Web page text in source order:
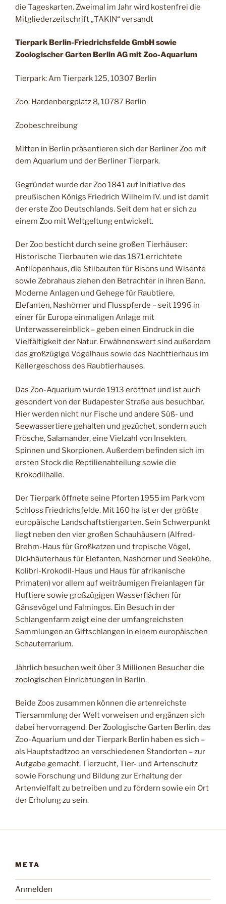
die Tageskarten. Zweimal im Jahr wird kostenfrei die
Mitgliederzeitschrift „TAKIN“ versandt
Tierpark Berlin-Friedrichsfelde GmbH sowie
Zoologischer Garten Berlin AG mit Zoo-Aquarium
Tierpark: Am Tierpark 125, 10307 Berlin
Zoo: Hardenbergplatz 8, 10787 Berlin
Zoobeschreibung
Mitten in Berlin präsentieren sich der Berliner Zoo mit
dem Aquarium und der Berliner Tierpark.
Gegründet wurde der Zoo 1841 auf Initiative des
preußischen Königs Friedrich Wilhelm IV. und ist damit
der erste Zoo Deutschlands. Seit dem hat er sich zu
einem Zoo mit Weltgeltung entwickelt.
Der Zoo besticht durch seine großen Tierhäuser:
Historische Tierbauten wie das 1871 errichtete
Antilopenhaus, die Stilbauten für Bisons und Wisente
sowie Zebrahaus ziehen den Betrachter in ihren Bann.
Moderne Anlagen und Gehege für Raubtiere,
Elefanten, Nashörner und Flusspferde – seit 1996 in
einer für Europa einmaligen Anlage mit
Unterwassereinblick – geben einen Eindruck in die
Vielfältigkeit der Natur. Erwähnenswert sind außerdem
das großzügige Vogelhaus sowie das Nachttierhaus im
Kellergeschoss des Raubtierhauses.
Das Zoo-Aquarium wurde 1913 eröffnet und ist auch
gesondert von der Budapester Straße aus besuchbar.
Hier werden nicht nur Fische und andere Süß- und
Seewassertiere gehalten und gezüchet, sondern auch
Frösche, Salamander, eine Vielzahl von Insekten,
Spinnen und Skorpionen. Außerdem befinden sich im
ersten Stock die Reptilienabteilung sowie die
Krokodilhalle.
Der Tierpark öffnete seine Pforten 1955 im Park vom
Schloss Friedrichsfelde. Mit 160 ha ist er der größte
europäische Landschaftstiergarten. Sein Schwerpunkt
liegt neben den vier großen Schauhäusern (Alfred-
Brehm-Haus für Großkatzen und tropische Vögel,
Dickhäuterhaus für Elefanten, Nashörner und Seekühe,
Kolibri-Krokodil-Haus und Haus für afrikanische
Primaten) vor allem auf weiträumigen Freianlagen für
Huftiere sowie großzügigen Wasserflächen für
Gänsevögel und Falmingos. Ein Besuch in der
Schlangenfarm zeigt eine der umfangreichsten
Sammlungen an Giftschlangen in einem europäischen
Schauterrarium.
Jährlich besuchen weit über 3 Millionen Besucher die
zoologischen Einrichtungen in Berlin.
Beide Zoos zusammen können die artenreichste
Tiersammlung der Welt vorweisen und ergänzen sich
dabei hervorragend. Der Zoologische Garten Berlin, das
Zoo-Aquarium und der Tierpark Berlin haben es sich –
als Hauptstadtzoo an verschiedenen Standorten – zur
Aufgabe gemacht, Tierzucht, Tier- und Artenschutz
sowie Forschung und Bildung zur Erhaltung der
Artenvielfalt zu betreiben und zu fördern sowie ein Ort
der Erholung zu sein.
META
Anmelden